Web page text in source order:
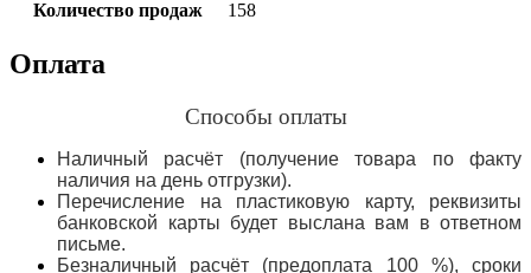
Количество продаж 158
Оплата
Способы оплаты
Наличный расчёт (получение товара по факту
наличия на день отгрузки).
Перечисление на пластиковую карту, реквизиты
банковской карты будет выслана вам в ответном
письме.
Безналичный расчёт (предоплата 100 %), сроки